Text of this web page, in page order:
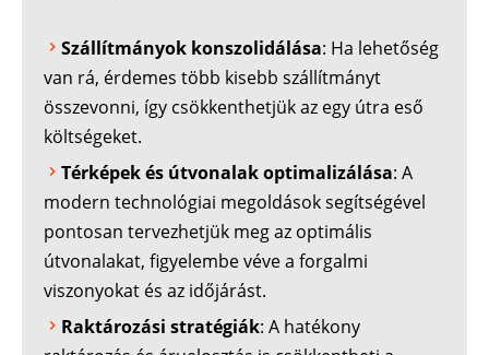
Szállítmányok konszolidálása: Ha lehetőség
van rá, érdemes több kisebb szállítmányt
összevonni, így csökkenthetjük az egy útra eső
költségeket.
Térképek és útvonalak optimalizálása: A
modern technológiai megoldások segítségével
pontosan tervezhetjük meg az optimális
útvonalakat, figyelembe véve a forgalmi
viszonyokat és az időjárást.
Raktározási stratégiák: A hatékony